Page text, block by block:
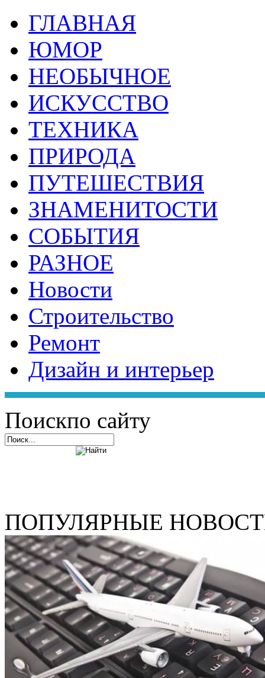
ГЛАВНАЯ
ЮМОР
НЕОБЫЧНОЕ
ИСКУССТВО
ТЕХНИКА
ПРИРОДА
ПУТЕШЕСТВИЯ
ЗНАМЕНИТОСТИ
СОБЫТИЯ
РАЗНОЕ
Новости
Строительство
Ремонт
Дизайн и интерьер
Поискпо сайту
ПОПУЛЯРНЫЕ